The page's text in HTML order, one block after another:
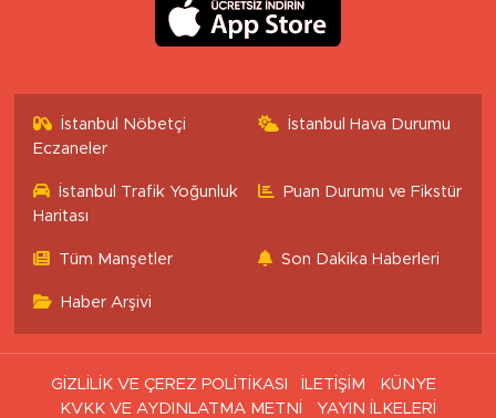
İstanbul Nöbetçi
Eczaneler
İstanbul Hava Durumu
İstanbul Trafik Yoğunluk
Haritası
Puan Durumu ve Fikstür
Tüm Manşetler Son Dakika Haberleri
Haber Arşivi
GİZLİLİK VE ÇEREZ POLİTİKASI İLETİŞİM
KÜNYE
KVKK VE AYDINLATMA METNİ
YAYIN İLKELERİ